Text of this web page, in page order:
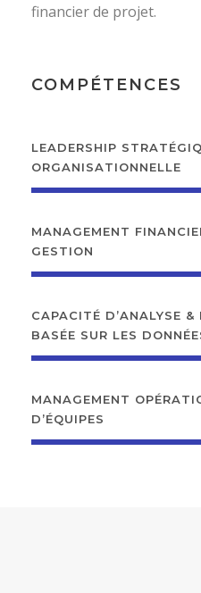
financier de projet.
COMPÉTENCES
LEADERSHIP
ORGANISATIONNELLE
MANAGEMENT
GESTION
CAPACITÉ D’ANALYSE
BASÉE SUR LES
MANAGEMENT
D’ÉQUIPES